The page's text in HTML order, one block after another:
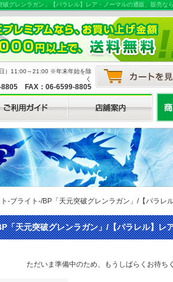
破グレンラガン」【パラレル】レア・ノーマルの通販、販売
）11:00～21:00 ※年末年始を除
く
8805 FAX：06-6599-8805
-ブライト-/BP「天元突破グレンラガン」/【パラレ
「天元突破グレンラガン」/【パラレル】レ
ただいま準備中のため、もうしばらくお待ち